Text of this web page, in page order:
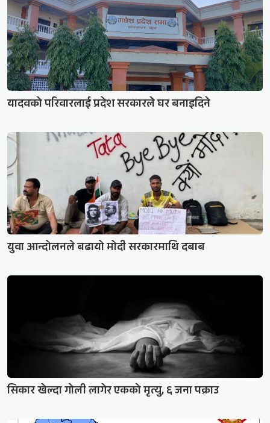
यादवको परिवारलाई प्रदेश सरकारले घर बनाइदिने
युवा आन्दोलनले बढायो मोदी सरकारमाथि दबाब
सिकार खेल्दा गोली लागेर एकको मृत्यु, ६ जना पक्राउ